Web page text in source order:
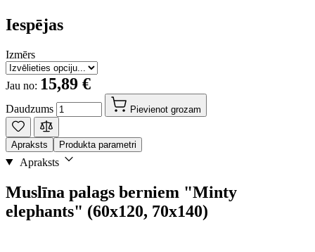
Iespējas
Izmērs
Jau no: 15,89 €
Daudzums Pievienot grozam
Apraksts Produkta parametri
Apraksts
Muslīna palags berniem "Minty
elephants" (60x120, 70x140)